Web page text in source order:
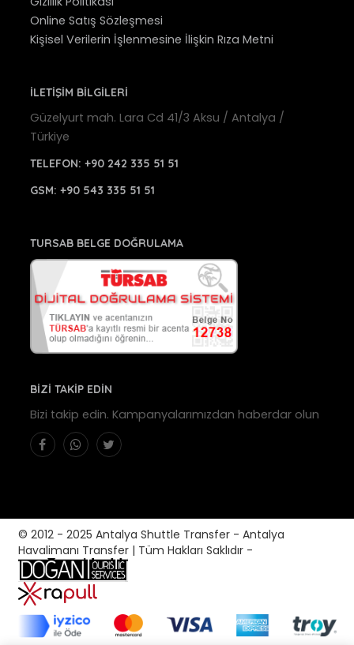
Online Satış Sözleşmesi
Kişisel Verilerin İşlenmesine İlişkin Rıza Metni
İLETİŞİM BİLGİLERİ
Güzelyurt mah. Lara Cd 41/3 Aksu / Antalya /
Türkiye
TELEFON: +90 242 335 51 51
GSM: +90 543 335 51 51
TURSAB BELGE DOĞRULAMA
BİZİ TAKİP EDİN
Bizi takip edin. Kampanyalarımızdan haberdar olun
© 2012 - 2025 Antalya Shuttle Transfer - Antalya
Havalimanı Transfer | Tüm Hakları Saklıdır -